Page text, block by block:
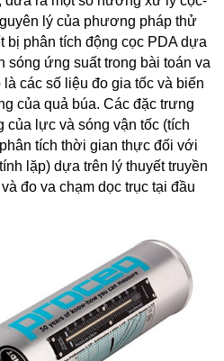
lý của phương pháp thử
bị phân tích động cọc PDA dựa
sóng ứng suất trong bài toán va
các số liệu đo gia tốc và biến
của quả búa. Các đặc trưng
của lực và sóng vận tốc (tích
tích thời gian thực đối với
lặp) dựa trên lý thuyết truyền
đo va chạm dọc trục tại đầu